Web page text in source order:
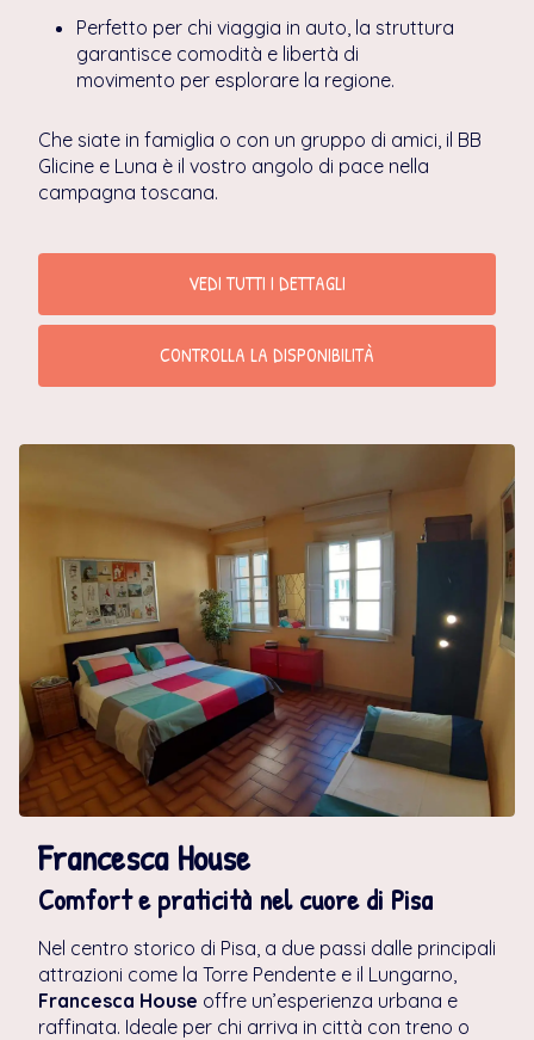
Perfetto per chi viaggia in auto, la struttura
garantisce comodità e libertà di
movimento per esplorare la regione.
Che siate in famiglia o con un gruppo di amici, il BB
Glicine e Luna è il vostro angolo di pace nella
campagna toscana.
VEDI TUTTI I DETTAGLI
CONTROLLA LA DISPONIBILITÀ
Francesca House
Comfort e praticità nel cuore di Pisa
Nel centro storico di Pisa, a due passi dalle principali
attrazioni come la Torre Pendente e il Lungarno,
Francesca House offre un’esperienza urbana e
raffinata. Ideale per chi arriva in città con treno o